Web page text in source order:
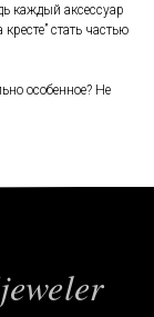
каждый аксессуар
стать частью
особенное? Не